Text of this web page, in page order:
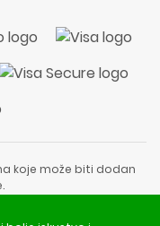
koje može biti dodan